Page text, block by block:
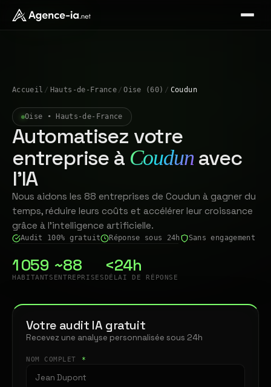
Accueil / Hauts-de-France / Oise (60) / Coudun
Oise • Hauts-de-France
Automatisez votre
entreprise à Coudun avec
l'IA
Nous aidons les 88 entreprises de Coudun à gagner du
temps, réduire leurs coûts et accélérer leur croissance
grâce à l'intelligence artificielle.
Audit 100% gratuit Réponse sous 24h Sans engagement
1 059
HABITANTS
~88
ENTREPRISES
<24h
DÉLAI DE RÉPONSE
Votre audit IA gratuit
Recevez une analyse personnalisée sous 24h
NOM COMPLET *